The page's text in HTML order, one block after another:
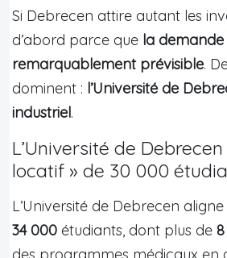
Si Debrecen attire autant les
d’abord parce que la
remarquablement prévisible.
dominent : l’Université de
industriel.
L’Université de
locatif » de 30 000
L’Université de Debrecen
34 000 étudiants, dont plus de
des programmes médicaux en